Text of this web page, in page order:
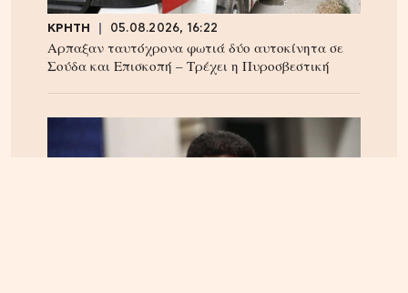
ΚΡΗΤΗ 05.08.2026, 16:22
Αρπαξαν ταυτόχρονα φωτιά δύο αυτοκίνητα σε
Σούδα και Επισκοπή – Τρέχει η Πυροσβεστική